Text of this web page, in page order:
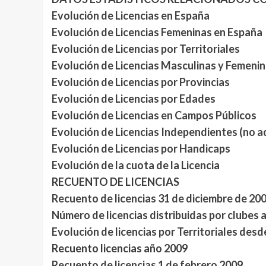
Evolución de Licencias en España
Evolución de Licencias Femeninas en España
Evolución de Licencias por Territoriales
Evolución de Licencias Masculinas y
Evolución de Licencias por Provincias
Evolución de Licencias por Edades
Evolución de Licencias en Campos Públicos
Evolución de Licencias Independientes (no
Evolución de Licencias por Handicaps
Evolución de la cuota de la Licencia
RECUENTO DE LICENCIAS
Recuento de licencias 31 de diciembre de
Número de licencias distribuidas por clubes
Evolución de licencias por Territoriales
Recuento licencias año 2009